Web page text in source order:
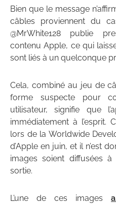
Bien que le message
câbles proviennent du
@MrWhite128 publie
contenu Apple, ce qui
sont liés à un quelconque
Cela, combiné au jeu de
forme suspecte pour
utilisateur, signifie que
immédiatement à l’esprit.
lors de la Worldwide
d’Apple en juin, et il n’est
images soient diffusées
sortie.
L’une de ces images